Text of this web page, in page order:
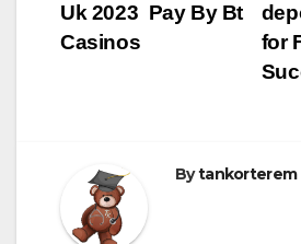
for
Uk 2023 ️ Pay By Bt
Casinos
Bytankorterem